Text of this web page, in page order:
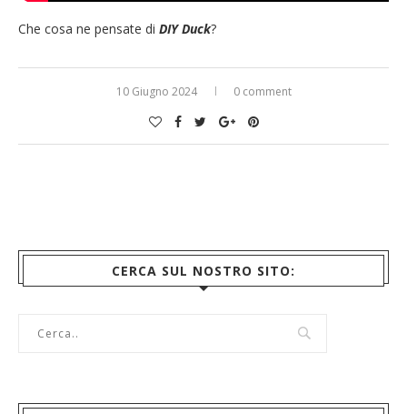
Che cosa ne pensate di DIY Duck?
10 Giugno 2024 0 comment
CERCA SUL NOSTRO SITO: